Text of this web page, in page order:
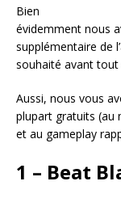
Bien
évidemment nous
supplémentaire de
souhaité avant
Aussi, nous vous
plupart gratuits (au
et au gameplay
1 – Beat